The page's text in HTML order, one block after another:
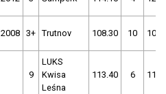
2008 3+ Trutnov 108.30 10
9
LUKS
Kwisa
Leśna
113.40 6